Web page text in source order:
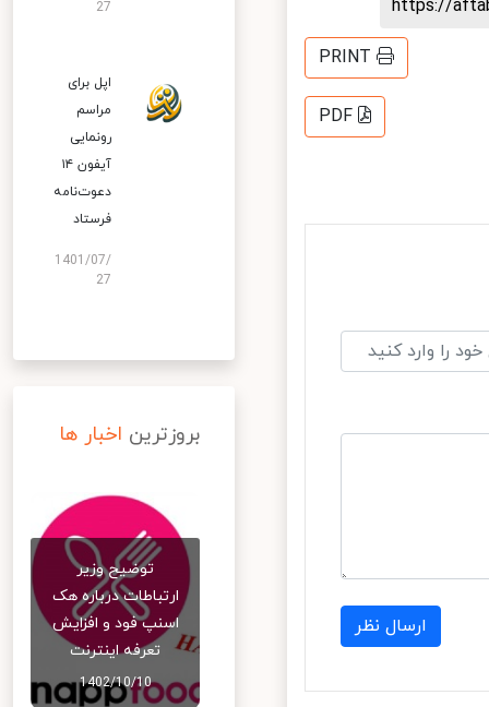
https://
PRINT
PDF
ارسال نظر
27
اپل برای
مراسم
رونمایی
آیفون ۱۴
دعوت‌نامه
فرستاد
1401/07/
27
بروزترین اخبار ها
توضیح وزیر
ارتباطات درباره هک
اسنپ‌ فود و افزایش
تعرفه اینترنت
1402/10/10